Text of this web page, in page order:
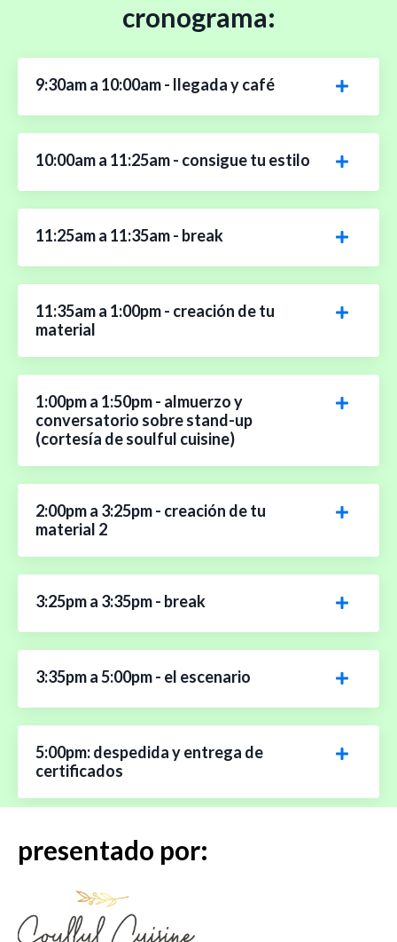
cronograma:
9:30am a 10:00am - llegada y café
10:00am a 11:25am - consigue tu estilo
11:25am a 11:35am - break
11:35am a 1:00pm - creación de tu
material
1:00pm a 1:50pm - almuerzo y
conversatorio sobre stand-up
(cortesía de soulful cuisine)
2:00pm a 3:25pm - creación de tu
material 2
3:25pm a 3:35pm - break
3:35pm a 5:00pm - el escenario
5:00pm: despedida y entrega de
certificados
presentado por: